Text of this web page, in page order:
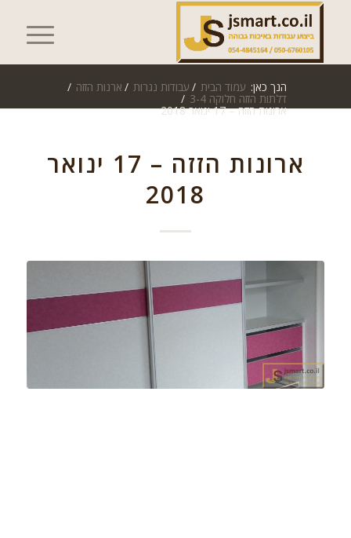
הנך כאן: עמוד הבית / עבודות נגרות / ארנות הזזה /
דלתות הזזה חלוקה 3-4 /
ארונות הזזה – 17 ינואר 2018
ארונות הזזה – 17 ינואר
2018